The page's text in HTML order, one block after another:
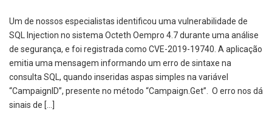
Um de nossos especialistas identificou uma vulnerabilidade de
SQL Injection no sistema Octeth Oempro 4.7 durante uma análise
de segurança, e foi registrada como CVE-2019-19740. A aplicação
emitia uma mensagem informando um erro de sintaxe na
consulta SQL, quando inseridas aspas simples na variável
“CampaignID”, presente no método “Campaign.Get”. O erro nos dá
sinais de […]